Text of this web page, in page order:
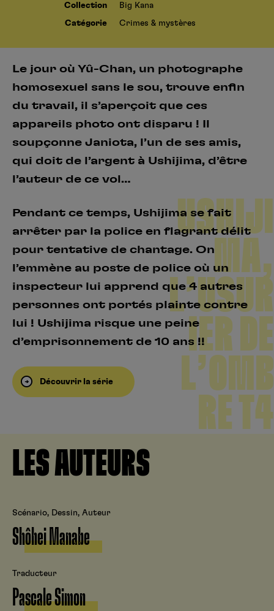
Collection Big Kana
Catégorie Crimes & mystères
Le jour où Yû-Chan, un photographe
homosexuel sans le sou, trouve enfin
du travail, il s’aperçoit que ces
appareils photo ont disparu ! Il
soupçonne Janiota, l’un de ses amis,
qui doit de l’argent à Ushijima, d’être
l’auteur de ce vol…
Pendant ce temps, Ushijima se fait
arrêter par la police en flagrant délit
pour tentative de chantage. On
l’emmène au poste de police où un
inspecteur lui apprend que 4 autres
personnes ont portés plainte contre
lui ! Ushijima risque une peine
d’emprisonnement de 10 ans !!
Découvrir la série
USHIJI
MA,
L’USUR
IER DE
L’OMB
RE T4
LES AUTEURS
Scénario, Dessin, Auteur
Shôhei Manabe
Traducteur
Pascale Simon